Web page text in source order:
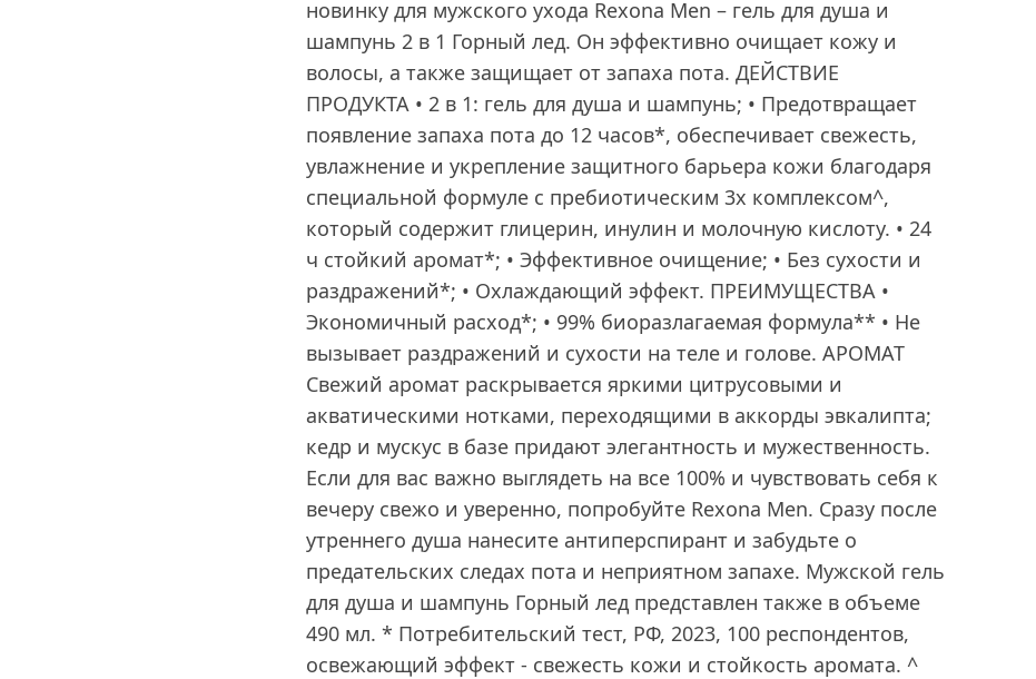
новинку для мужского ухода Rexona Men – гель для душа и
шампунь 2 в 1 Горный лед. Он эффективно очищает кожу и
волосы, а также защищает от запаха пота. ДЕЙСТВИЕ
ПРОДУКТА • 2 в 1: гель для душа и шампунь; • Предотвращает
появление запаха пота до 12 часов*, обеспечивает свежесть,
увлажнение и укрепление защитного барьера кожи благодаря
специальной формуле с пребиотическим 3х комплексом^,
который содержит глицерин, инулин и молочную кислоту. • 24
ч стойкий аромат*; • Эффективное очищение; • Без сухости и
раздражений*; • Охлаждающий эффект. ПРЕИМУЩЕСТВА •
Экономичный расход*; • 99% биоразлагаемая формула** • Не
вызывает раздражений и сухости на теле и голове. АРОМАТ
Свежий аромат раскрывается яркими цитрусовыми и
акватическими нотками, переходящими в аккорды эвкалипта;
кедр и мускус в базе придают элегантность и мужественность.
Если для вас важно выглядеть на все 100% и чувствовать себя к
вечеру свежо и уверенно, попробуйте Rexona Men. Сразу после
утреннего душа нанесите антиперспирант и забудьте о
предательских следах пота и неприятном запахе. Мужской гель
для душа и шампунь Горный лед представлен также в объеме
490 мл. * Потребительский тест, РФ, 2023, 100 респондентов,
освежающий эффект - свежесть кожи и стойкость аромата. ^